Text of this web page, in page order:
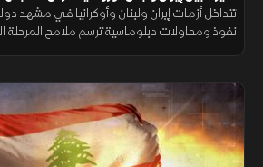
تتداخل أزمات إيران ولبنان وأوكرانيا في
نفوذ ومحاولات دبلوماسية ترسم ملامح المرحلة